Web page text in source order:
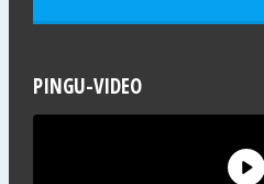
PINGU-VIDEO